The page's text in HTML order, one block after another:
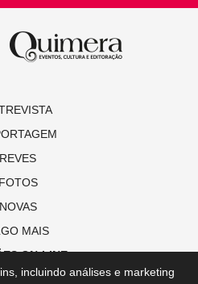
REVES
FOTOS
NOVAS
MAIS
ON-LINE
incluindo análises e marketing